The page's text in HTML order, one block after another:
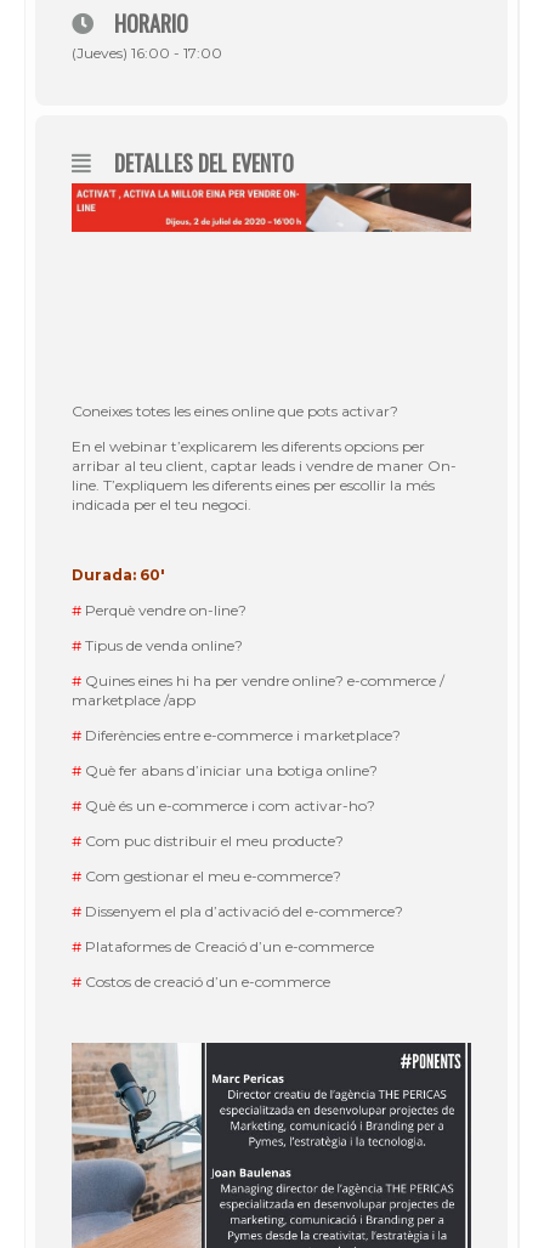
HORARIO
(Jueves) 16:00 - 17:00
DETALLES DEL EVENTO
Coneixes totes les eines online que pots activar?
En el webinar t’explicarem les diferents opcions per
arribar al teu client, captar leads i vendre de maner On-
line. T’expliquem les diferents eines per escollir la més
indicada per el teu negoci.
Durada: 60′
# Perquè vendre on-line?
# Tipus de venda online?
# Quines eines hi ha per vendre online? e-commerce /
marketplace /app
# Diferències entre e-commerce i marketplace?
# Què fer abans d’iniciar una botiga online?
# Què és un e-commerce i com activar-ho?
# Com puc distribuir el meu producte?
# Com gestionar el meu e-commerce?
# Dissenyem el pla d’activació del e-commerce?
# Plataformes de Creació d’un e-commerce
# Costos de creació d’un e-commerce